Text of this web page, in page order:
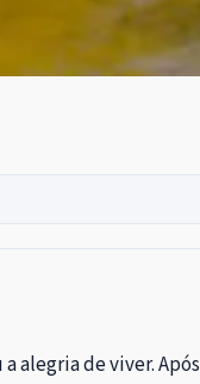
a alegria de viver.